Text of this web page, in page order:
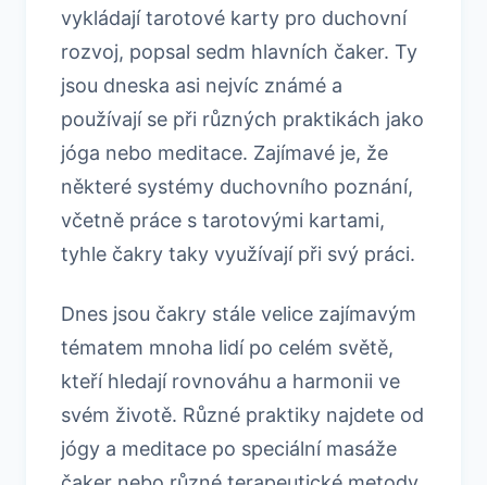
vykládají tarotové karty pro duchovní
rozvoj, popsal sedm hlavních čaker. Ty
jsou dneska asi nejvíc známé a
používají se při různých praktikách jako
jóga nebo meditace. Zajímavé je, že
některé systémy duchovního poznání,
včetně práce s tarotovými kartami,
tyhle čakry taky využívají při svý práci.
Dnes jsou čakry stále velice zajímavým
tématem mnoha lidí po celém světě,
kteří hledají rovnováhu a harmonii ve
svém životě. Různé praktiky najdete od
jógy a meditace po speciální masáže